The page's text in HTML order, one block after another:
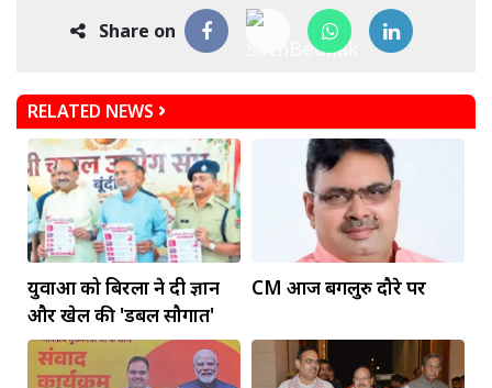
Share on
RELATED NEWS
युवाओं को बिरला ने दी ज्ञान
और खेल की 'डबल सौगात'
CM आज बेंगलुरु दौरे पर